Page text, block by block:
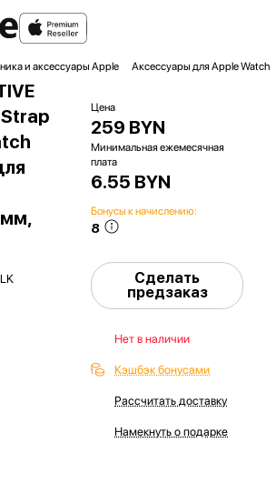
и аксессуары Apple Аксессуары для Apple Watch
Strap
Цена
259 BYN
Минимальная ежемесячная
плата
6.55 BYN
Бонусы к начислению:
8
Сделать
предзаказ
Нет в наличии
Кэшбэк бонусами
Рассчитать доставку
Намекнуть о подарке